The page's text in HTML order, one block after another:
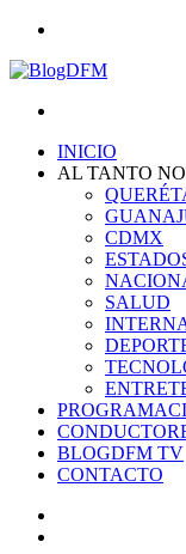
INICIO
AL TANTO
CDMX
SALUD
BLOGDFM TV
CONTACTO